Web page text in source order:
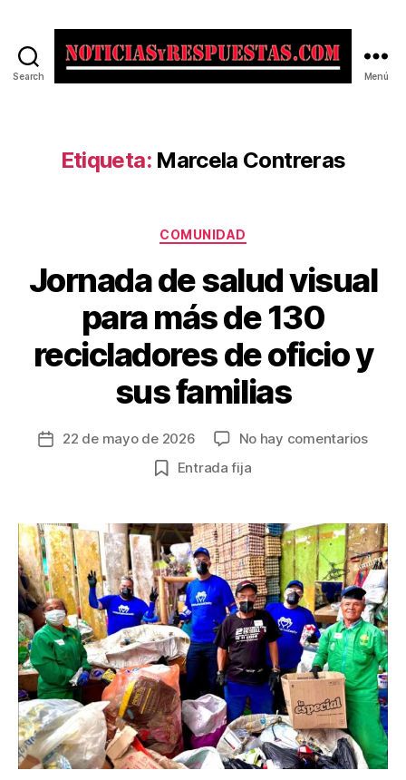
Search Menú
Etiqueta: Marcela Contreras
Categorías
COMUNIDAD
Jornada de salud visual
para más de 130
recicladores de oficio y
sus familias
Fecha22 de mayo de 2026 No hay comentariosen
para
más
de
130
de
oficio
y
sus
Entrada fija